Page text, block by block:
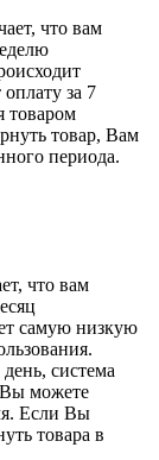
что вам
за 7
товаром
товар, Вам
периода.
что вам
самую низкую
система
Вы можете
Если Вы
товара в